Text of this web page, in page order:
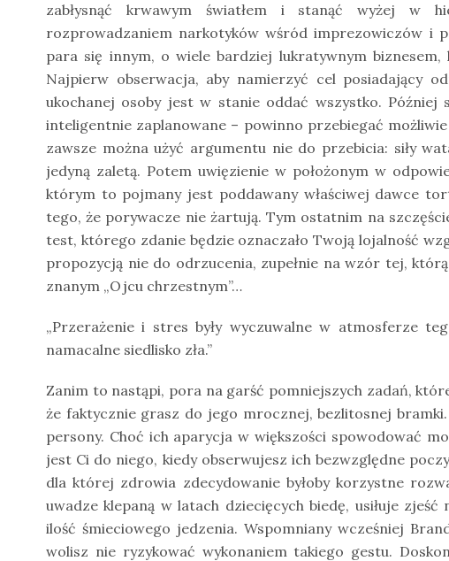
zabłysnąć krwawym światłem i stanąć wyżej w
rozprowadzaniem narkotyków wśród imprezowiczów i
para się innym, o wiele bardziej lukratywnym
Najpierw obserwacja, aby namierzyć cel posiadający
ukochanej osoby jest w stanie oddać wszystko.
inteligentnie zaplanowane – powinno przebiegać
zawsze można użyć argumentu nie do przebicia: siły
jedyną zaletą. Potem uwięzienie w położonym w
którym to pojmany jest poddawany właściwej dawce
tego, że porywacze nie żartują. Tym ostatnim na
test, którego zdanie będzie oznaczało Twoją lojalność
propozycją nie do odrzucenia, zupełnie na wzór tej,
znanym „Ojcu chrzestnym”…
„Przerażenie i stres były wyczuwalne w atmosferze
namacalne siedlisko zła.”
Zanim to nastąpi, pora na garść pomniejszych zadań,
że faktycznie grasz do jego mrocznej, bezlitosnej
persony. Choć ich aparycja w większości spowodować
jest Ci do niego, kiedy obserwujesz ich bezwzględne
dla której zdrowia zdecydowanie byłoby korzystne
uwadze klepaną w latach dziecięcych biedę, usiłuje
ilość śmieciowego jedzenia. Wspomniany wcześniej
wolisz nie ryzykować wykonaniem takiego gestu.